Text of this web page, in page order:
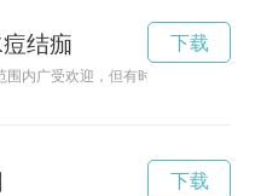
结痂
内广受欢迎，但有时候搜索速度会
下载
下载